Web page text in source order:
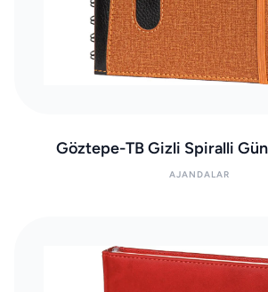
Göztepe-TB Gizli Spiralli
AJANDALAR